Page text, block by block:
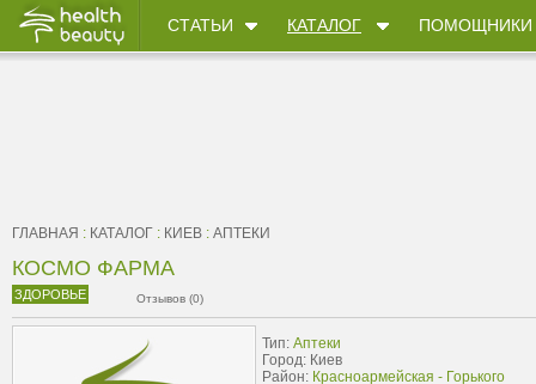
СТАТЬИ КАТАЛОГ ПОМОЩНИКИ
ГЛАВНАЯ : КАТАЛОГ : КИЕВ : АПТЕКИ
КОСМО ФАРМА
ЗДОРОВЬЕ Отзывов (0)
Тип: Аптеки
Город: Киев
Район: Красноармейская - Горького